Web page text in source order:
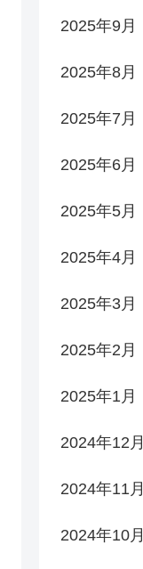
2025年9月
2025年8月
2025年7月
2025年6月
2025年5月
2025年4月
2025年3月
2025年2月
2025年1月
2024年12月
2024年11月
2024年10月